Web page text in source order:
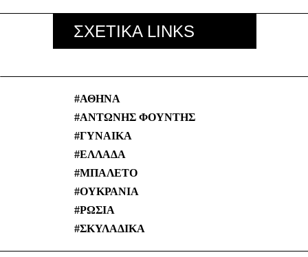
ΣΧΕΤΙΚΑ LINKS
ΑΘΗΝΑ
ΑΝΤΩΝΗΣ ΦΟΥΝΤΗΣ
ΓΥΝΑΙΚΑ
ΕΛΛΑΔΑ
ΜΠΑΛΕΤΟ
ΟΥΚΡΑΝΙΑ
ΡΩΣΙΑ
ΣΚΥΛΑΔΙΚΑ